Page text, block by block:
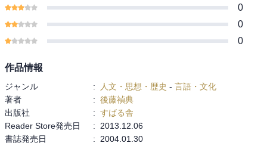
0
0
0
作品情報
ジャンル : 人文・思想・歴史 - 言語・文化
著者
: 後藤禎典
出版社
: すばる舎
Reader Store発売日
:
2013.12.06
書誌発売日
:
2004.01.30